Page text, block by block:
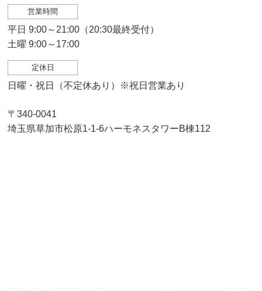
営業時間
平日 9:00～21:00（20:30最終受付）
土曜 9:00～17:00
定休日
日曜・祝日（不定休あり）※祝日営業あり
〒340-0041
埼玉県草加市松原1-1-6ハーモネスタワーB棟112